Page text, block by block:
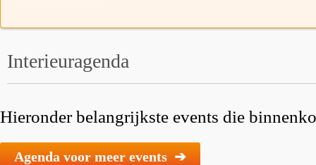
Interieuragenda
Hieronder belangrijkste events die
Agenda voor meer events ➔